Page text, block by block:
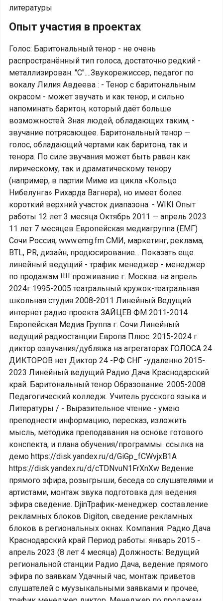
литературы
Опыт участия в проектах
Голос: Баритональный тенор - не очень
распространённый тип голоса, достаточно редкий -
металлизирован. "С"....Звукорежиссер, педагог по
вокалу Лилия Авдеева : - Тенор с баритональным
окрасом - может звучать и как тенор, и сильно
напоминать баритон, который даёт больше
возможностей. Зная людей, обладающих таким, -
звучание потрясающее. Баритональный тенор —
голос, обладающий чертами как баритона, так и
тенора. По силе звучания может быть равен как
лирическому, так и драматическому тенору
(например, в партии Миме из цикла «Кольцо
Нибелунга» Рихарда Вагнера), но имеет более
короткий верхний участок диапазона. - WIKI Опыт
работы 12 лет 3 месяца Октябрь 2011 — апрель 2023
11 лет 7 месяцев Европейская медиагруппа (ЕМГ)
Сочи Россия, www.emg.fm СМИ, маркетинг, реклама,
BTL, PR, дизайн, продюсирование... Показать еще
линейный ведущий - трафик менеджер - менеджер
по продажам !!!! проживание г. Москва. на апрель
2024г 1995-2005 театральный кружок-театральная
школьная студия 2008-2011 Линейный Ведущий
интернет радио проекта ЗАЙЦЕВ ФМ 2011-2014
Европейская Медиа Группа г. Сочи Линейный
ведущий радиостанции Европа Плюс. 2015-2024 г.
диктор озвучания/дубляжа на агрегаторах ГОЛОСА 24
ДИКТОРОВ нет Диктор 24 -РФ СНГ -удаленно 2015-
2023 Линейный ведущий Радио Дача Краснодарский
край. Баритональный тенор Образование: 2005-2008
Педагогический колледж. Учитель русского языка и
Литературы / - Выразительное чтение - умею
преподнести информацию, пересказ, изложить
мысль, методика преподавания на основе готового
конспекта, и плана обучения/программы. ссылка на
демо https://disk.yandex.ru/d/GiGp_fCWvjxB1A
https://disk.yandex.ru/d/cTDNvuN1FrXnXw Ведение
прямого эфира, розыгрыши, беседа со слушателями и
артистами, монтаж звука подготовка для ведения
эфира сведение. DjinТрафик-менеджер: составление
рекламных блоков Digiton, сведение рекламных
блоков в региональных окнах. Компания: Радио Дача
Краснодарский край Период работы: январь 2015 -
апрель 2023 (8 лет 4 месяца) Должность: Ведущий
региональной станции Радио Дача, ведение прямого
эфира по заявкам Удачный час, монтаж приветов
слушателей с муузыкальными заявками и прочее,